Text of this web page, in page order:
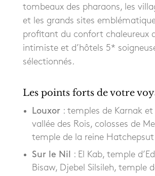
tombeaux des pharaons, les
et les grands sites
profitant du confort chaleureux
intimiste et d’hôtels 5*
sélectionnés.
Les points forts de votre
Louxor: temples de Karnak et
vallée des Rois, colosses de
temple de la reine Hatchepsut
Sur le Nil
: El Kab, temple
Bisaw, Djebel Silsileh, temple